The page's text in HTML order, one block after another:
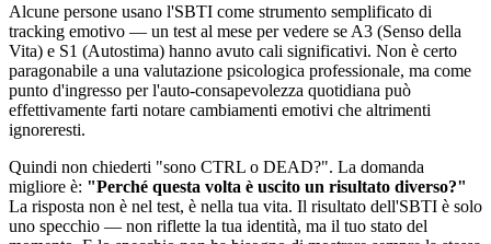
Alcune persone usano l'SBTI come strumento semplificato di
tracking emotivo — un test al mese per vedere se A3 (Senso della
Vita) e S1 (Autostima) hanno avuto cali significativi. Non è certo
paragonabile a una valutazione psicologica professionale, ma come
punto d'ingresso per l'auto-consapevolezza quotidiana può
effettivamente farti notare cambiamenti emotivi che altrimenti
ignoreresti.
Quindi non chiederti "sono CTRL o DEAD?". La domanda
migliore è: "Perché questa volta è uscito un risultato diverso?"
La risposta non è nel test, è nella tua vita. Il risultato dell'SBTI è solo
uno specchio — non riflette la tua identità, ma il tuo stato del